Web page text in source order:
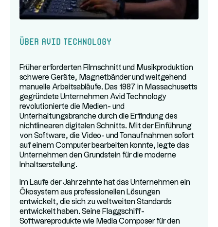
Über Avid Technology
Früher erforderten Filmschnitt und Musikproduktion
schwere Geräte, Magnetbänder und weitgehend
manuelle Arbeitsabläufe. Das 1987 in Massachusetts
gegründete Unternehmen Avid Technology
revolutionierte die Medien- und
Unterhaltungsbranche durch die Erfindung des
nichtlinearen digitalen Schnitts. Mit der Einführung
von Software, die Video- und Tonaufnahmen sofort
auf einem Computer bearbeiten konnte, legte das
Unternehmen den Grundstein für die moderne
Inhaltserstellung.
Im Laufe der Jahrzehnte hat das Unternehmen ein
Ökosystem aus professionellen Lösungen
entwickelt, die sich zu weltweiten Standards
entwickelt haben. Seine Flaggschiff-
Softwareprodukte wie Media Composer für den